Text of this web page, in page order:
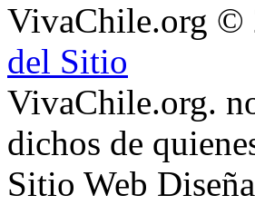
VivaChile.org ©
del Sitio
VivaChile.org.
dichos de
Sitio Web